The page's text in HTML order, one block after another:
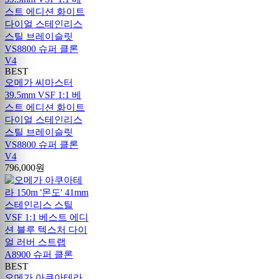
BEST
오메가 씨마스터
39.5mm VSF 1:1 베
스트 에디션 화이트
다이얼 스테인리스
스틸 브레이슬릿
VS8800 슈퍼 클론
V4
796,000원
BEST